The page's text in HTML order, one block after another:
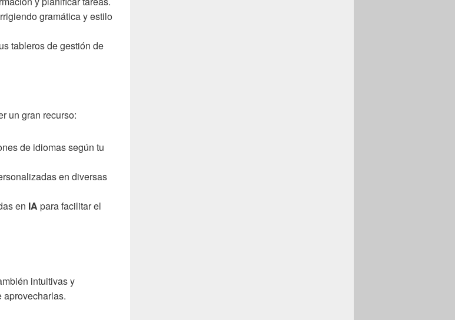
gramática y estilo
tableros de gestión de
un gran recurso:
de idiomas según tu
en diversas
en IA para facilitar el
intuitivas y